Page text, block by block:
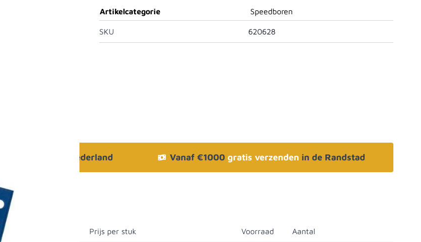
Artikelcategorie
Speedboren
SKU 620628
Bezorgen in heel Nederland Vanaf €1000 gratis verzenden in de Randstad
Prijs per stuk Voorraad Aantal